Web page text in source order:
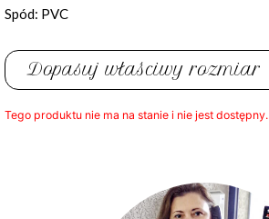
Spód: PVC
Dopasuj właściwy rozmiar
Tego produktu nie ma na stanie i nie jest dostępny.